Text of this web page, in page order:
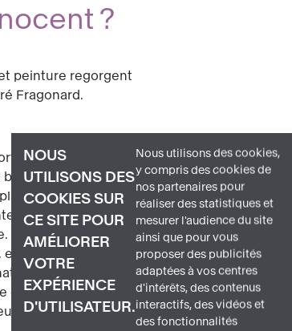
NOUS
UTILISONS DES
COOKIES SUR
CE SITE POUR
AMÉLIORER
VOTRE
EXPÉRIENCE
D'UTILISATEUR.
Nous utilisons des cookies,
y compris des cookies de
nos partenaires pour
réaliser des statistiques et
mesurer l'audience du site
ainsi que pour vous
proposer des publicités
adaptées à vos centres
d'intérêts, des contenus
interactifs, des vidéos et
des fonctionnalités
?
peinture regorgent
Fragonard.
dans un parc planté de
sur une
un homme d’âge mûr
deux petits amours ailés
Un jeune spectateur détail
dévoile ses jambes et sa
intime. L’admirateur,
et des mains ouvertes. Sur
est également traduite